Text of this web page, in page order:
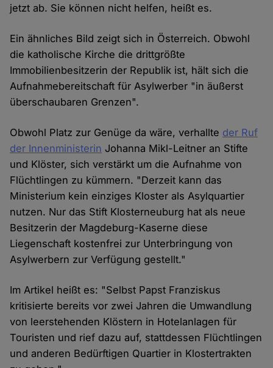
jetzt ab. Sie können nicht helfen, heißt es.
Ein ähnliches Bild zeigt sich in Österreich. Obwohl
die katholische Kirche die drittgrößte
Immobilienbesitzerin der Republik ist, hält sich die
Aufnahmebereitschaft für Asylwerber "in äußerst
überschaubaren Grenzen".
Obwohl Platz zur Genüge da wäre, verhallte der Ruf
der Innenministerin Johanna Mikl-Leitner an Stifte
und Klöster, sich verstärkt um die Aufnahme von
Flüchtlingen zu kümmern. "Derzeit kann das
Ministerium kein einziges Kloster als Asylquartier
nutzen. Nur das Stift Klosterneuburg hat als neue
Besitzerin der Magdeburg-Kaserne diese
Liegenschaft kostenfrei zur Unterbringung von
Asylwerbern zur Verfügung gestellt."
Im Artikel heißt es: "Selbst Papst Franziskus
kritisierte bereits vor zwei Jahren die Umwandlung
von leerstehenden Klöstern in Hotelanlagen für
Touristen und rief dazu auf, stattdessen Flüchtlingen
und anderen Bedürftigen Quartier in Klostertrakten